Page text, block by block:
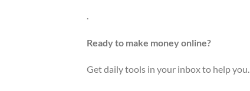
Ready to make money online?
Get daily tools in your inbox to help you.